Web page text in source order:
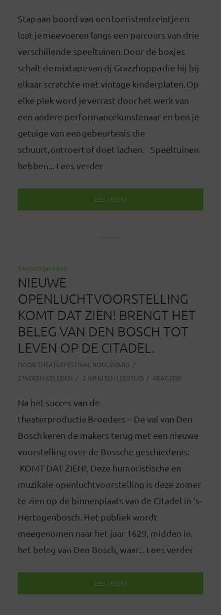
Stap aan boord van een toeristentreintje en
laat je meevoeren langs een parcours van drie
verschillende speeltuinen. Door de boxjes
schalt de mixtape van dj Grazzhoppa die hij bij
elkaar scratchte met vintage kinderplaten. Op
elke plek word je verrast door het werk van
een andere performancekunstenaar en ben je
getuige van een gebeurtenis die
schuurt, ontroert of doet lachen. Speeltuinen
hebben... Lees verder
LEES VERDER
2 weken geleden
NIEUWE
OPENLUCHTVOORSTELLING
KOMT DAT ZIEN! BRENGT HET
BELEG VAN DEN BOSCH TOT
LEVEN OP DE CITADEL.
DOOR THEATERFESTIVAL BOULEVARD
2 WEKEN GELEDEN
2 MINUTEN LEESTIJD REAGEER!
Na het succes van de
theaterproductie Broeders – De val van Den
Bosch keren de makers terug met een nieuwe
voorstelling over de Bossche geschiedenis:
KOMT DAT ZIEN!, Deze humoristische en
muzikale openluchtvoorstelling is deze zomer
te zien op de binnenplaats van de Citadel in ’s-
Hertogenbosch. Het publiek wordt
meegenomen naar het jaar 1629, midden in
het beleg van Den Bosch, waar... Lees verder
LEES VERDER